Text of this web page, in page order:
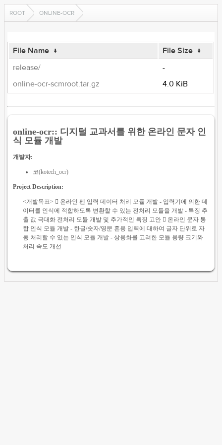
ROOT ONLINE-OCR
File Name ↓ File Size ↓
release/
-
online-ocr-scmroot.tar.gz
4.0 KiB
online-ocr:: 디지털 교과서를 위한 온라인 문자 인
식 모듈 개발
개발자:
코(kotech_ocr)
Project Description:
<개발목표>  온라인 펜 입력 데이터 처리 모듈 개발 - 입력기에 의한 데
이터를 인식에 적합하도록 변환할 수 있는 전처리 모듈을 개발 - 특징 추
출 값 극대화 전처리 모듈 개발 및 추가적인 특징 고안  온라인 문자 통
합 인식 모듈 개발 - 한글/숫자/영문 혼용 입력에 대하여 글자 단위로 자
동 처리할 수 있는 인식 모듈 개발 - 상용화를 고려한 모듈 용량 크기와
처리 속도 개선